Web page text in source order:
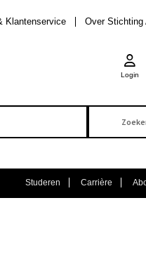
Over Stichting
Klantenservice
Login
Studeren Carrière